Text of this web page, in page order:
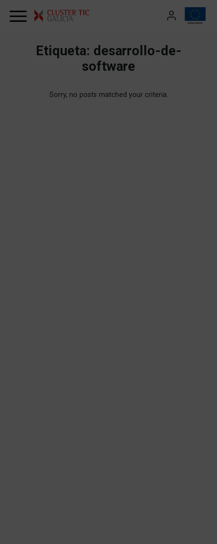
Etiqueta: desarrollo-de-
software
Sorry, no posts matched your criteria.